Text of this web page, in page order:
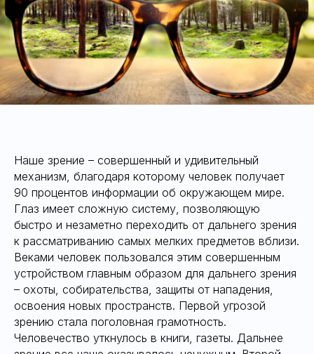
Наше зрение – совершенный и удивительный
механизм, благодаря которому человек получает
90 процентов информации об окружающем мире.
Глаз имеет сложную систему, позволяющую
быстро и незаметно переходить от дальнего зрения
к рассматриванию самых мелких предметов вблизи.
Веками человек пользовался этим совершенным
устройством главным образом для дальнего зрения
– охоты, собирательства, защиты от нападения,
освоения новых пространств. Первой угрозой
зрению стала поголовная грамотность.
Человечество уткнулось в книги, газеты. Дальнее